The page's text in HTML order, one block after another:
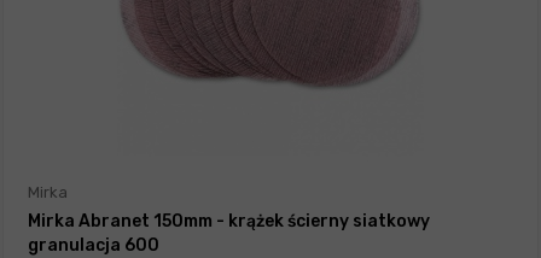
Mirka
Mirka Abranet 150mm - krążek ścierny siatkowy
granulacja 600